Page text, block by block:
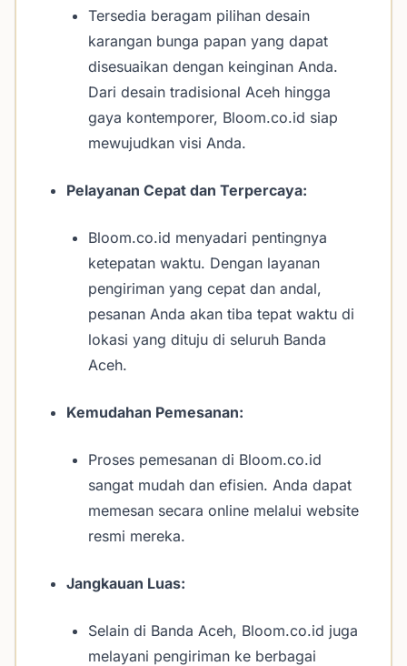
Tersedia beragam pilihan desain
karangan bunga papan yang dapat
disesuaikan dengan keinginan Anda.
Dari desain tradisional Aceh hingga
gaya kontemporer, Bloom.co.id siap
mewujudkan visi Anda.
Pelayanan Cepat dan Terpercaya:
Bloom.co.id menyadari pentingnya
ketepatan waktu. Dengan layanan
pengiriman yang cepat dan andal,
pesanan Anda akan tiba tepat waktu di
lokasi yang dituju di seluruh Banda
Aceh.
Kemudahan Pemesanan:
Proses pemesanan di Bloom.co.id
sangat mudah dan efisien. Anda dapat
memesan secara online melalui website
resmi mereka.
Jangkauan Luas:
Selain di Banda Aceh, Bloom.co.id juga
melayani pengiriman ke berbagai